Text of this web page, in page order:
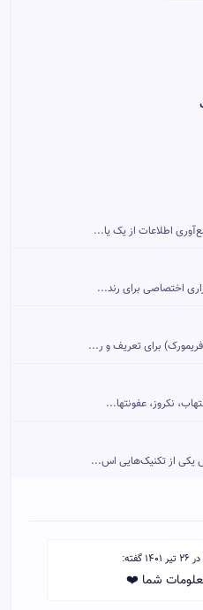
نکروز، عفونتها...
در 26 تیر 1401 گفته:
شما ❤️